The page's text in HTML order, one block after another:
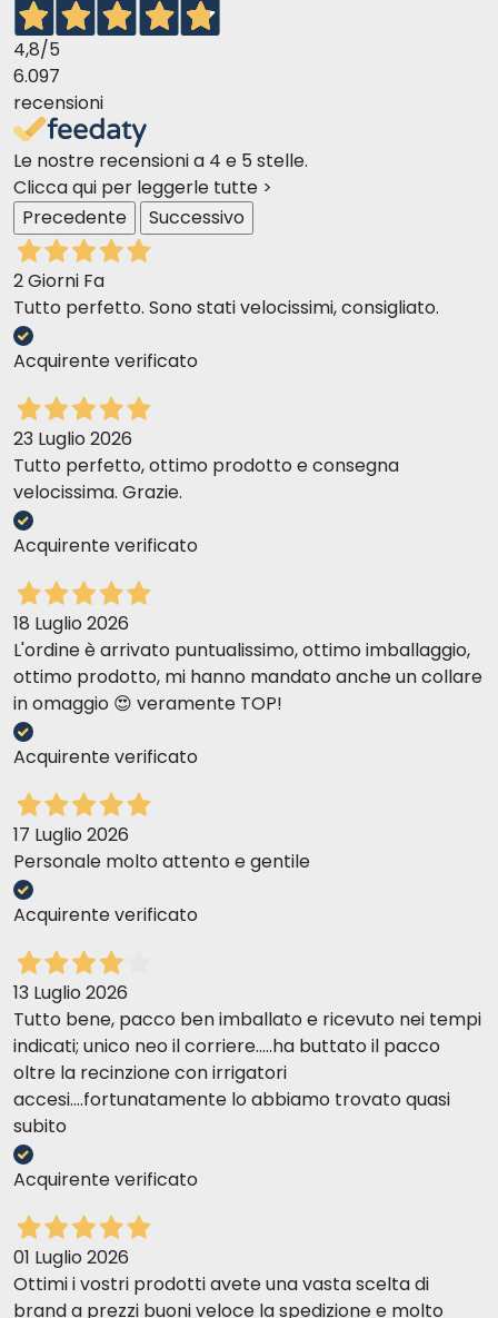
4,8/5
6.097
recensioni
Le nostre recensioni a 4 e 5 stelle.
Clicca qui per leggerle tutte >
Precedente
Successivo
2 Giorni Fa
Tutto perfetto. Sono stati velocissimi, consigliato.
Acquirente verificato
23 Luglio 2026
Tutto perfetto, ottimo prodotto e consegna
velocissima. Grazie.
Acquirente verificato
18 Luglio 2026
L'ordine è arrivato puntualissimo, ottimo imballaggio,
ottimo prodotto, mi hanno mandato anche un collare
in omaggio 😍 veramente TOP!
Acquirente verificato
17 Luglio 2026
Personale molto attento e gentile
Acquirente verificato
13 Luglio 2026
Tutto bene, pacco ben imballato e ricevuto nei tempi
indicati; unico neo il corriere.....ha buttato il pacco
oltre la recinzione con irrigatori
accesi....fortunatamente lo abbiamo trovato quasi
subito
Acquirente verificato
01 Luglio 2026
Ottimi i vostri prodotti avete una vasta scelta di
brand a prezzi buoni veloce la spedizione e molto